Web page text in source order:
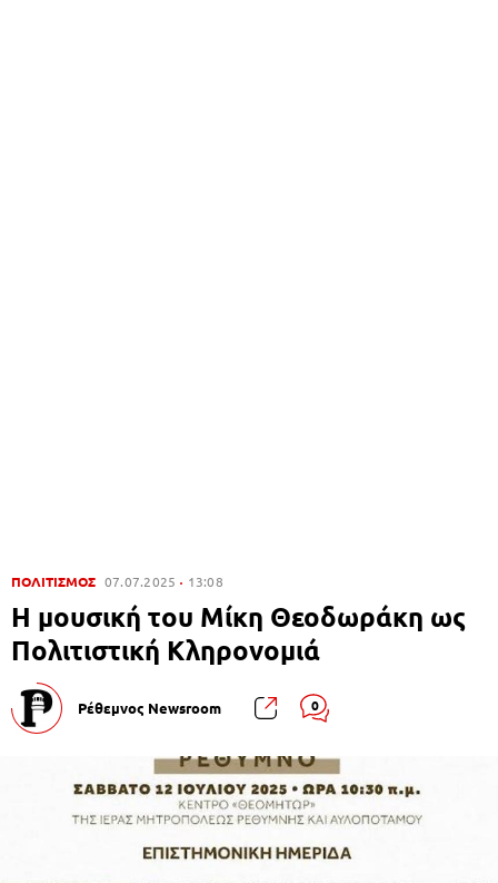
ΠΟΛΙΤΙΣΜΟΣ 07.07.2025 13:08
Η μουσική του Μίκη Θεοδωράκη ως
Πολιτιστική Κληρονομιά
Ρέθεμνος Newsroom 0